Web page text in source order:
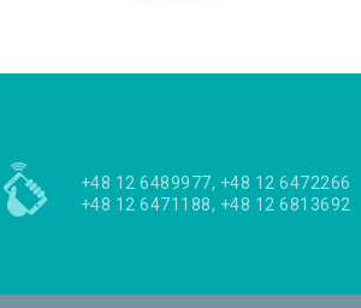
+48 12 6489977, +48 12 6472266
+48 12 6471188, +48 12 6813692